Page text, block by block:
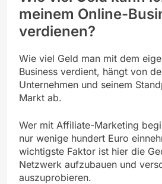
meinem Online-
verdienen?
Wie viel Geld man mit dem
Business verdient, hängt von
Unternehmen und seinem
Markt ab.
Wer mit Affiliate-Marketing
nur wenige hundert Euro
wichtigste Faktor ist hier die
Netzwerk aufzubauen und
auszuprobieren.